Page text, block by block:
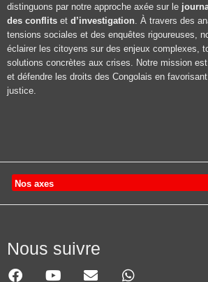
distinguons par notre approche axée sur le
des conflits et d’investigation. À travers des
tensions sociales et des enquêtes rigoureuses,
éclairer les citoyens sur des enjeux complexes,
solutions concrètes aux crises. Notre mission est
et défendre les droits des Congolais en
justice.
Nos axes
Nous suivre